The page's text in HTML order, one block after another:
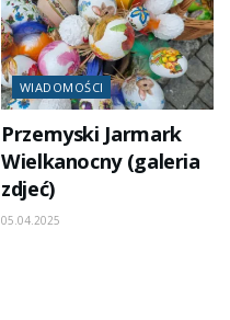
WIADOMOŚCI
Przemyski Jarmark
Wielkanocny (galeria
zdjeć)
05.04.2025